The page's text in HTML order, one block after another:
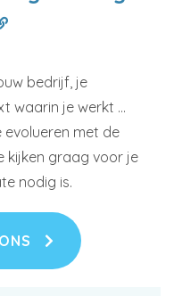
bedrijf, je
waarin je werkt …
evolueren met de
kijken graag voor je
nodig is.